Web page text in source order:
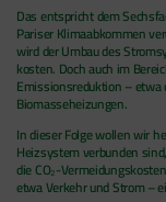
Das entspricht dem
Pariser Klimaabkommen
wird der Umbau des
kosten. Doch auch im
Emissionsreduktion –
Biomasseheizungen.
In dieser Folge wollen wir
Heizsystem verbunden
die CO₂-
etwa Verkehr und Strom –